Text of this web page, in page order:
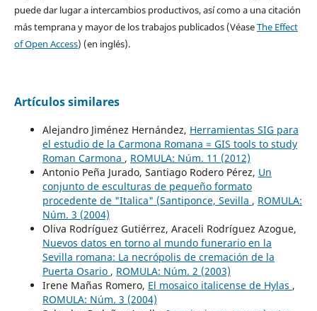
puede dar lugar a intercambios productivos, así como a una citación
más temprana y mayor de los trabajos publicados (VéaseThe Effect
of Open Access) (en inglés).
Artículos similares
Alejandro Jiménez Hernández, Herramientas SIG para
el estudio de la Carmona Romana = GIS tools to study
Roman Carmona , ROMULA: Núm. 11 (2012)
Antonio Peña Jurado, Santiago Rodero Pérez, Un
conjunto de esculturas de pequeño formato
procedente de "Italica" (Santiponce, Sevilla , ROMULA:
Núm. 3 (2004)
Oliva Rodríguez Gutiérrez, Araceli Rodríguez Azogue,
Nuevos datos en torno al mundo funerario en la
Sevilla romana: La necrópolis de cremación de la
Puerta Osario , ROMULA: Núm. 2 (2003)
Irene Mañas Romero, El mosaico italicense de Hylas ,
ROMULA: Núm. 3 (2004)